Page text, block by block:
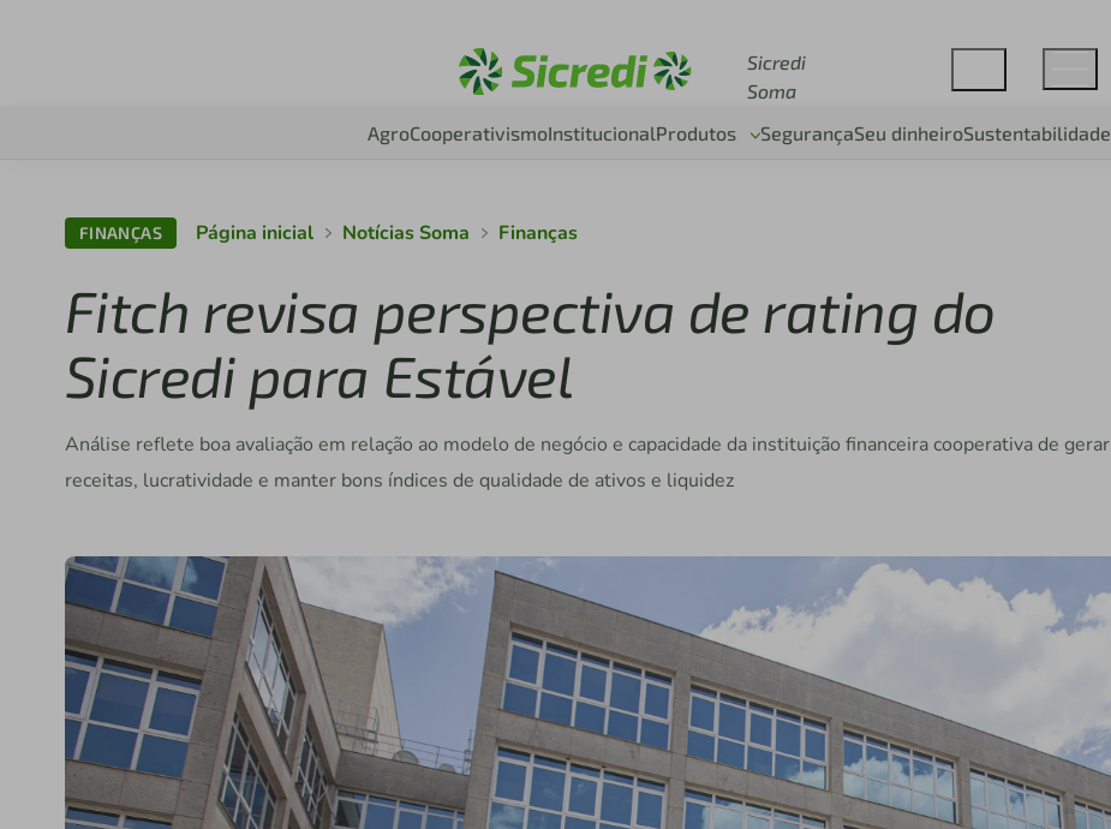
Sicredi
Soma
AgroCooperativismoInstitucionalProdutos SegurançaSeu dinheiroSustentabilidade
FINANÇAS Página inicial Notícias Soma Finanças
Fitch revisa perspectiva de rating do
Sicredi para Estável
Análise reflete boa avaliação em relação ao modelo de negócio e capacidade da instituição financeira cooperativa de gerar
receitas, lucratividade e manter bons índices de qualidade de ativos e liquidez